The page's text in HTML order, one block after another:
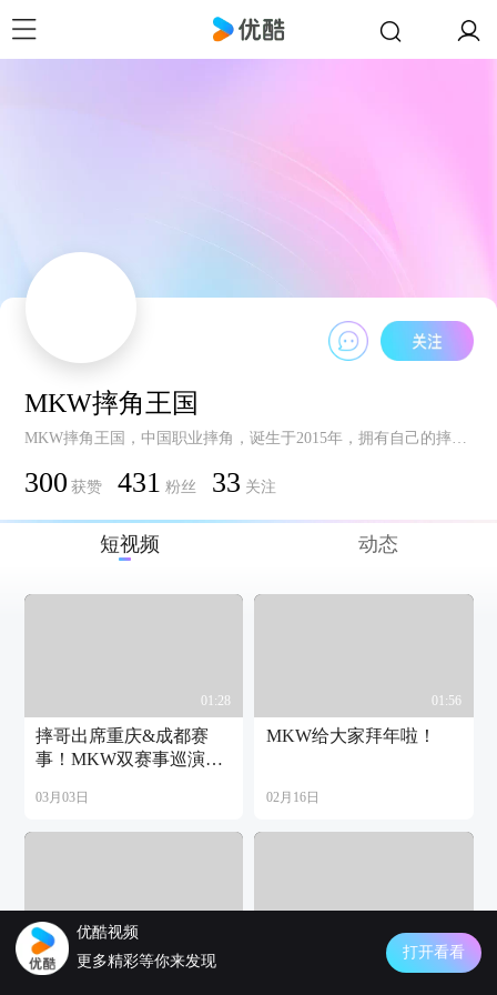
MKW摔角王国
MKW摔角王国，中国职业摔角，诞生于2015年，拥有自己的摔角俱乐部，5年间培养了多名职业摔角选手，定期举办摔角赛事，定期更新摔角视频。
300 获赞 431 粉丝 33 关注
短视频 动态
01:28
摔哥出席重庆&成都赛
事！MKW双赛事巡演，
03月03日
01:56
MKW给大家拜年啦！
02月16日
大山姆vs林栋轩｜MKW
00:42
喵喵子vsSyanSyan天津赛
优酷视频
更多精彩等你来发现
打开看看